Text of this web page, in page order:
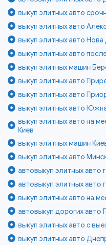
выкуп элитных авто
выкуп элитных авто
выкуп элитных авто
выкуп элитных авто
выкуп элитных машин
выкуп элитных авто
выкуп элитных авто
выкуп элитных авто
выкуп элитных авто на
Киев
выкуп элитных машин
выкуп элитных авто
автовыкуп элитных авто
автовыкуп элитных авто
выкуп элитных авто на
автовыкуп дорогих авто
выкуп элитных авто с
выкуп элитных авто